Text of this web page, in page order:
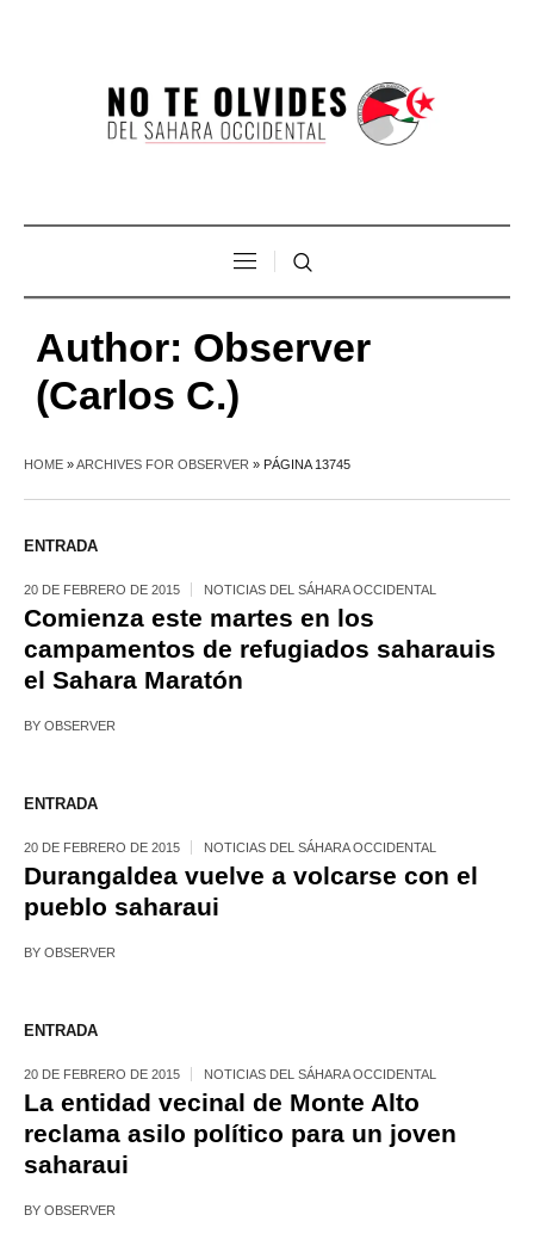
Author: Observer
(Carlos C.)
HOME »ARCHIVES FOR OBSERVER » PÁGINA 13745
ENTRADA
20 DE FEBRERO DE 2015 NOTICIAS DEL SÁHARA OCCIDENTAL
Comienza este martes en los
campamentos de refugiados saharauis
el Sahara Maratón
BY OBSERVER
ENTRADA
20 DE FEBRERO DE 2015 NOTICIAS DEL SÁHARA OCCIDENTAL
Durangaldea vuelve a volcarse con el
pueblo saharaui
BY OBSERVER
ENTRADA
20 DE FEBRERO DE 2015 NOTICIAS DEL SÁHARA OCCIDENTAL
La entidad vecinal de Monte Alto
reclama asilo político para un joven
saharaui
BY OBSERVER